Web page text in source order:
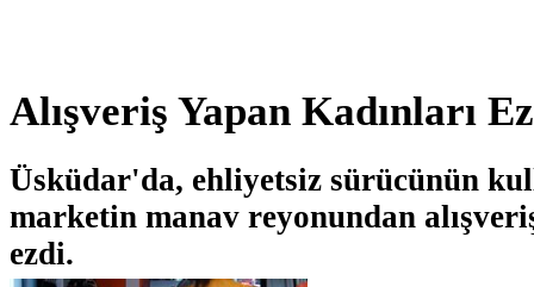
Alışveriş Yapan Kadınları
Üsküdar'da, ehliyetsiz sürücünün
marketin manav reyonundan
ezdi.